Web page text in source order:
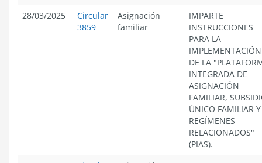
28/03/2025
Circular
3859
Asignación
familiar
IMPARTE
INSTRUCCIONES
PARA LA
IMPLEMENTACIÓN
DE LA
INTEGRADA DE
ASIGNACIÓN
FAMILIAR,
ÚNICO FAMILIAR Y
REGÍMENES
RELACIONADOS"
(PIAS).